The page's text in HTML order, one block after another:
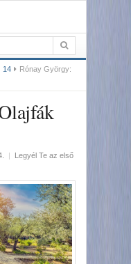
14
Rónay György:
|
Legyél Te az első